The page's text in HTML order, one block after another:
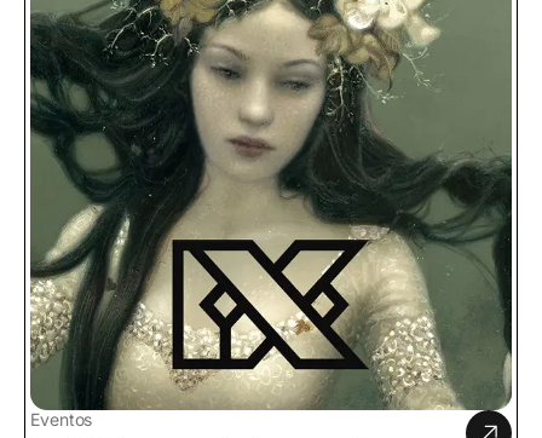
Eventos